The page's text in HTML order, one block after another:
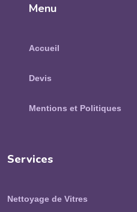
Menu
Accueil
Devis
Mentions et Politiques
Services
Nettoyage de Vitres